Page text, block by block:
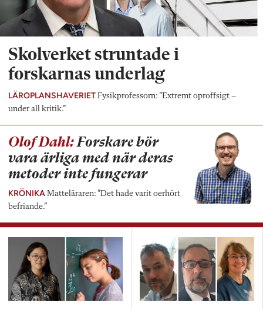
Skolverket struntade i
forskarnas underlag
LÄROPLANSHAVERIET Fysikprofessorn: ”Extremt oproffsigt –
under all kritik.”
Olof Dahl:Forskare bör
vara ärliga med när deras
metoder inte fungerar
KRÖNIKA Matteläraren: ”Det hade varit oerhört
befriande.”